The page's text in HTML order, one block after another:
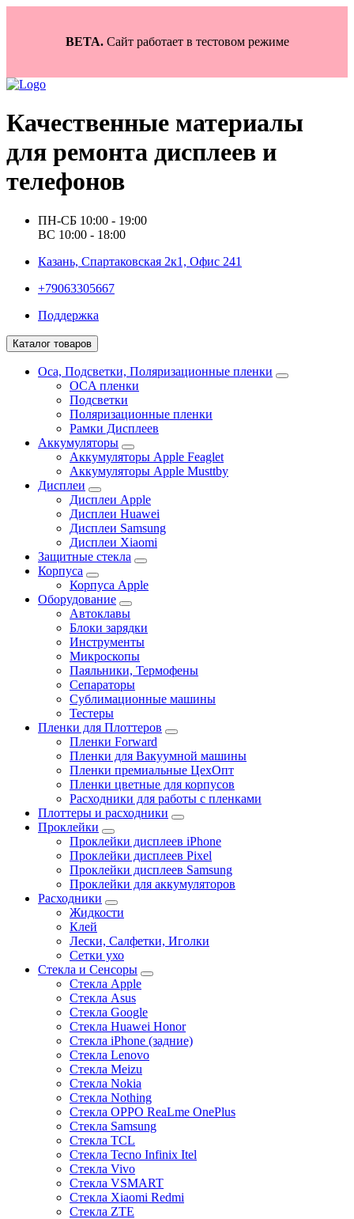
BETA.Сайт работает в тестовом режиме
Качественные материалы
для ремонта дисплеев и
телефонов
ПН-СБ 10:00 - 19:00
ВС 10:00 - 18:00
Казань, Спартаковская 2к1, Офис 241
+79063305667
Поддержка
Каталог товаров
Oca, Подсветки, Поляризационные пленки
OCA пленки
Подсветки
Поляризационные пленки
Рамки Дисплеев
Аккумуляторы
Аккумуляторы Apple Feaglet
Аккумуляторы Apple Musttby
Дисплеи
Дисплеи Apple
Дисплеи Huawei
Дисплеи Samsung
Дисплеи Xiaomi
Защитные стекла
Корпуса
Корпуса Apple
Оборудование
Автоклавы
Блоки зарядки
Инструменты
Микроскопы
Паяльники, Термофены
Сепараторы
Сублимационные машины
Тестеры
Пленки для Плоттеров
Пленки Forward
Пленки для Вакуумной машины
Пленки премиальные ЦехОпт
Пленки цветные для корпусов
Расходники для работы с пленками
Плоттеры и расходники
Проклейки
Проклейки дисплеев iPhone
Проклейки дисплеев Pixel
Проклейки дисплеев Samsung
Проклейки для аккумуляторов
Расходники
Жидкости
Клей
Лески, Салфетки, Иголки
Сетки ухо
Стекла и Сенсоры
Стекла Apple
Стекла Asus
Стекла Google
Стекла Huawei Honor
Стекла iPhone (задние)
Стекла Lenovo
Стекла Meizu
Стекла Nokia
Стекла Nothing
Стекла OPPO ReaLme OnePlus
Стекла Samsung
Стекла TCL
Стекла Tecno Infinix Itel
Стекла Vivo
Стекла VSMART
Стекла Xiaomi Redmi
Стекла ZTE